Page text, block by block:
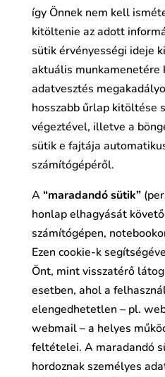
így Önnek nem kell
kitöltenie az adott
sütik érvényességi ideje
aktuális munkamenetére
adatvesztés
hosszabb űrlap kitöltése
végeztével, illetve a
sütik e fajtája
számítógépéről.
A“maradandó sütik”
honlap elhagyását
számítógépen,
Ezen cookie-k
Önt, mint visszatérő
esetben, ahol a
elengedhetetlen – pl.
webmail – a helyes
feltételei. A maradandó
hordoznak személyes